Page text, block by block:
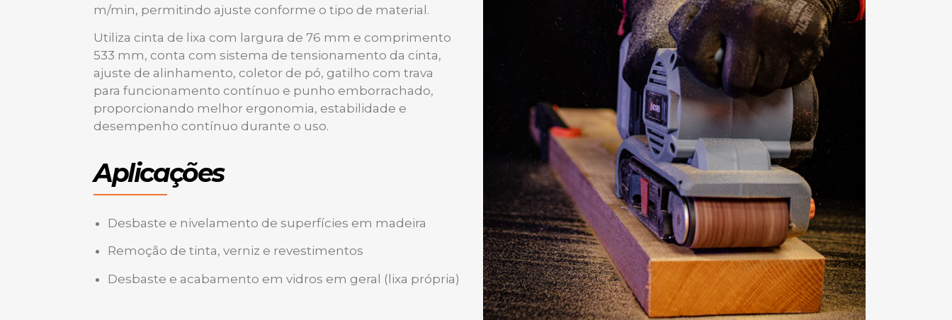
Play
00:47
Mute
m/min, permitindo ajuste conforme o tipo de material.
Utiliza cinta de lixa com largura de 76 mm e comprimento
533 mm, conta com sistema de tensionamento da cinta,
ajuste de alinhamento, coletor de pó, gatilho com trava
para funcionamento contínuo e punho emborrachado,
proporcionando melhor ergonomia, estabilidade e
desempenho contínuo durante o uso.
Aplicações
Desbaste e nivelamento de superfícies em madeira
Remoção de tinta, verniz e revestimentos
Desbaste e acabamento em vidros em geral (lixa própria)